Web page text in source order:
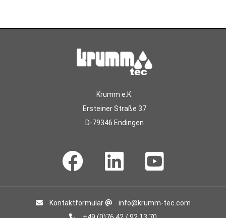
Krumm e.K.
Ersteiner Straße 37
D-79346 Endingen
Kontaktformular
info@krumm-tec.com